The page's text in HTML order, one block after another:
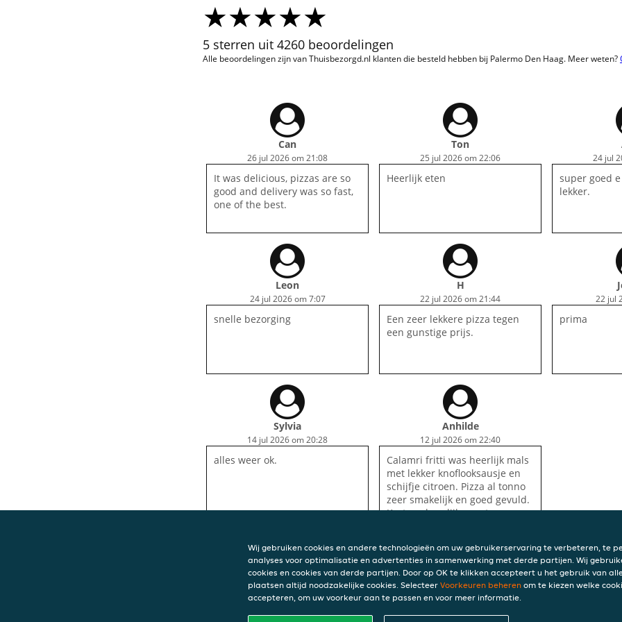
5 sterren uit 4260 beoordelingen
Alle beoordelingen zijn van Thuisbezorgd.nl klanten die besteld hebben bij Palermo Den Haag. Meer weten?
Can
26 jul 2026 om 21:08
It was delicious, pizzas are so
good and delivery was so fast,
one of the best.
Ton
25 jul 2026 om 22:06
Heerlijk eten
24 jul
super goed
lekker.
Leon
24 jul 2026 om 7:07
snelle bezorging
H
22 jul 2026 om 21:44
Een zeer lekkere pizza tegen
een gunstige prijs.
22 jul
prima
Sylvia
14 jul 2026 om 20:28
alles weer ok.
Anhilde
12 jul 2026 om 22:40
Calamri fritti was heerlijk mals
met lekker knoflooksausje en
schijfje citroen. Pizza al tonno
zeer smakelijk en goed gevuld.
Kortom, heerlijk gegeten en
CONTACT
Palermo
Den Haag
INFO
Wij gebruiken cookies en andere technologieën om uw gebruikerservaring te verbeteren, te
analyses voor optimalisatie en advertenties in samenwerking met derde partijen. Wij
cookies en cookies van derde partijen. Door op OK te klikken accepteert u het gebruik van
plaatsen altijd noodzakelijke cookies. Selecteer Voorkeuren beheren om te kiezen welke
accepteren, om uw voorkeur aan te passen en voor meer informatie.